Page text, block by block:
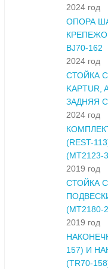
2024 год
ОПОРА
BJ70-162
2024 год
СТОЙКА
KAPTUR,
ЗАДНЯЯ
2024 год
(REST-
(МТ2123-
2019 год
СТОЙКА
(МТ2180-
2019 год
157) И
(TR70-